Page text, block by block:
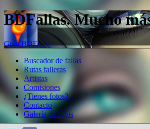
BDFallas. Mucho
Guía BDFallas
Buscador de fallas
Rutas falleras
Artistas
Comisiones
¿Tienes fotos?
Contacto
Galería de fotos